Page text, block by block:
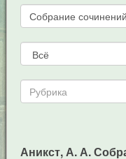
Аникст, А. А.